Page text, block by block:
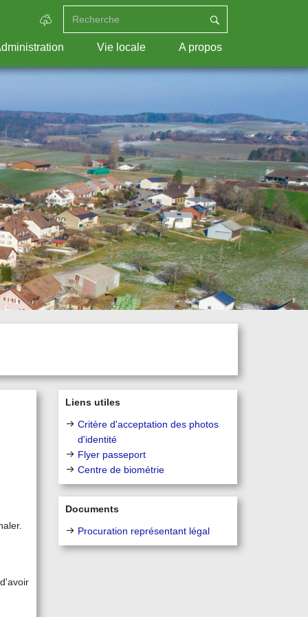
Vie locale A propos
Liens utiles
Critère d'acceptation des photos
d'identité
Flyer passeport
Centre de biométrie
Documents
Procuration représentant légal